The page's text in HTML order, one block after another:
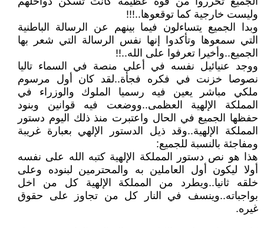
وليست خارجية كما توقعوها..!!!
وبدا الجميع يتساءلون فيما بينهم عن الرسالة الباطنية
التي سمعوها وتأكدوا إنها نفس الرسالة التي شعر بها
الجميع..وأخيرا تعرفوا على الله..!!
ووجد عنيائيل نفسه في أعلى منصة في السماء تاليا
نصوصا خزنت في فكره فجأة..لقد كان أول مرسوم
ملكي مباشر يعين فيه رسميا الملوك والوزراء في
المملكة الإلهية العظمى..ووضعت فيه قوانين وبنود
حفظها الجميع في الحال واعتبرت منذ ذلك اليوم دستور
المملكة الإلهية..وقد ذيل الدستور الإلهي بعبارة غريبة
ومفاجئة بالنسبة للجميع:
هذا هو نص دستور المملكة الإلهية كتبه الله على نفسه
أولا ليكون أول العاملين به والمحترمين لبنوده وعلى
خلقه ثانيا..ويطرد من المملكة الإلهية كل من اخل
بواجباته..وينسف في النار كل من تجاوز على حقوق
غيره.